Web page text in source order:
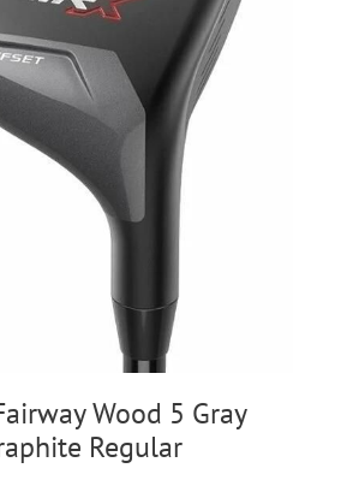
Wood 5 Gray
Regular